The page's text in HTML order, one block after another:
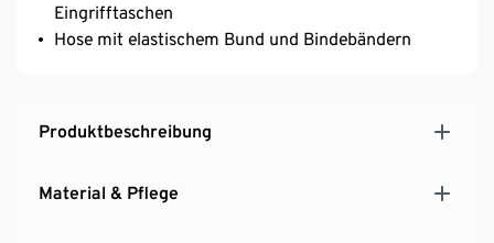
Eingrifftaschen
Hose mit elastischem Bund und Bindebändern
Produktbeschreibung
Material & Pflege